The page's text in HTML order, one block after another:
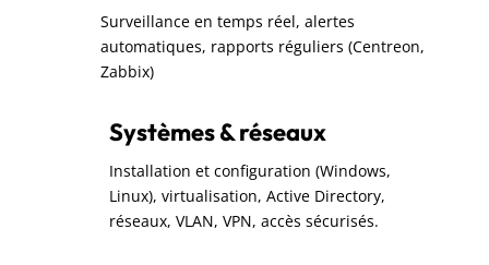
Surveillance en temps réel, alertes
automatiques, rapports réguliers (Centreon,
Zabbix)
Systèmes & réseaux
Installation et configuration (Windows,
Linux), virtualisation, Active Directory,
réseaux, VLAN, VPN, accès sécurisés.